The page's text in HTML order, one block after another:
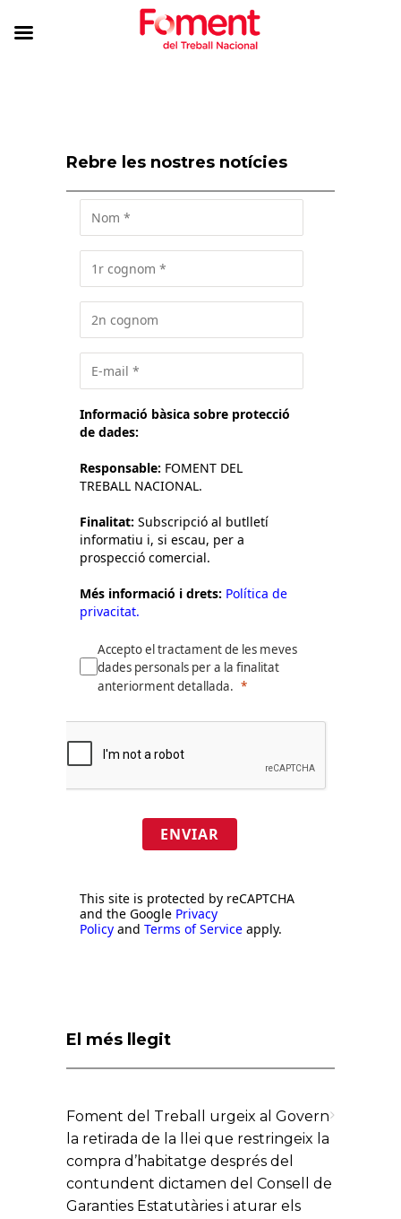
Rebre les nostres notícies
Informació bàsica sobre protecció
de dades:
Responsable: FOMENT DEL
TREBALL NACIONAL.
Finalitat: Subscripció al butlletí
informatiu i, si escau, per a
prospecció comercial.
Més informació i drets: Política de
privacitat.
Accepto el tractament de les meves
dades personals per a la finalitat
anteriorment detallada.
ENVIAR
This site is protected by reCAPTCHA
and the Google Privacy
Policy and Terms of Service apply.
El més llegit
Foment del Treball urgeix al Govern
la retirada de la llei que restringeix la
compra d’habitatge després del
contundent dictamen del Consell de
Garanties Estatutàries i aturar els